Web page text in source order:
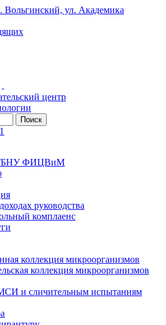
Вольгинский, ул. Академика
центр
ФИЦВиМ
руководства
комплаенс
коллекция микроорганизмов
коллекция микроорганизмов
и сличительным испытаниям